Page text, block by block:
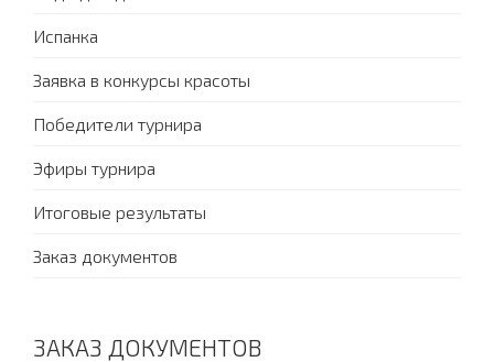
Испанка
Заявка в конкурсы красоты
Победители турнира
Эфиры турнира
Итоговые результаты
Заказ документов
ЗАКАЗ ДОКУМЕНТОВ